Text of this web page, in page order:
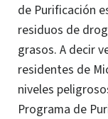
de Purificación
residuos de
grasos. A decir
residentes de
niveles
Programa de